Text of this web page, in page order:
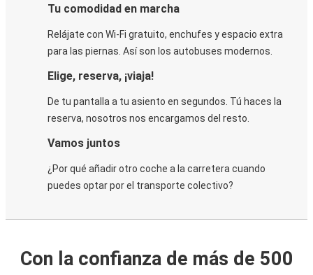
Tu comodidad en marcha
Relájate con Wi-Fi gratuito, enchufes y espacio extra
para las piernas. Así son los autobuses modernos.
Elige, reserva, ¡viaja!
De tu pantalla a tu asiento en segundos. Tú haces la
reserva, nosotros nos encargamos del resto.
Vamos juntos
¿Por qué añadir otro coche a la carretera cuando
puedes optar por el transporte colectivo?
Con la confianza de más de 500